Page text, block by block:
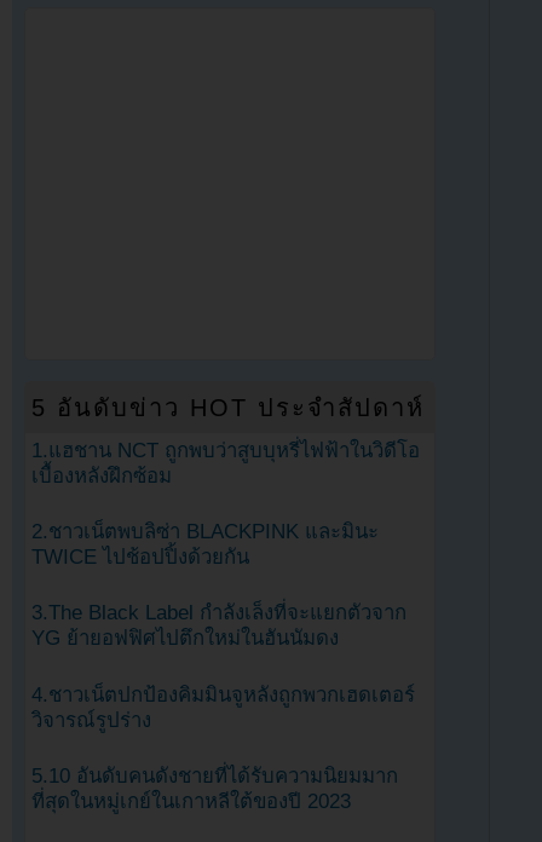
5 อันดับข่าว HOT ประจำสัปดาห์
1.แฮชาน NCT ถูกพบว่าสูบบุหรี่ไฟฟ้าในวิดีโอ
เบื้องหลังฝึกซ้อม
2.ชาวเน็ตพบลิซ่า BLACKPINK และมินะ
TWICE ไปช้อปปิ้งด้วยกัน
3.The Black Label กำลังเล็งที่จะแยกตัวจาก
YG ย้ายอฟฟิศไปตึกใหม่ในฮันนัมดง
4.ชาวเน็ตปกป้องคิมมินจูหลังถูกพวกเฮดเตอร์
วิจารณ์รูปร่าง
5.10 อันดับคนดังชายที่ได้รับความนิยมมาก
ที่สุดในหมู่เกย์ในเกาหลีใต้ของปี 2023